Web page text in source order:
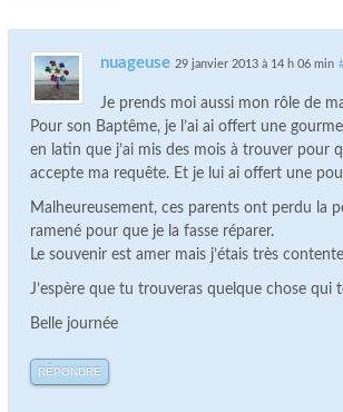
nuageuse 29 janvier 2013 à 14 h 06 min
Je prends moi aussi mon rôle de
Pour son Baptême, je l’ai ai offert une
en latin que j’ai mis des mois à trouver pour
accepte ma requête. Et je lui ai offert une
Malheureusement, ces parents ont perdu la
ramené pour que je la fasse réparer.
Le souvenir est amer mais j’étais très
J’espère que tu trouveras quelque chose qui
Belle journée
RÉPONDRE